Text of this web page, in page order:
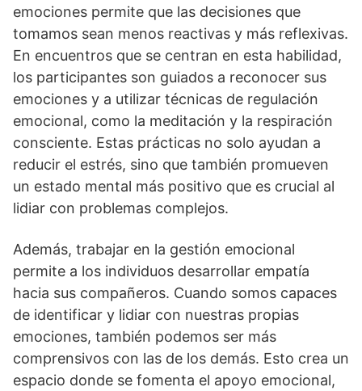
emociones permite que las decisiones que
tomamos sean menos reactivas y más reflexivas.
En encuentros que se centran en esta habilidad,
los participantes son guiados a reconocer sus
emociones y a utilizar técnicas de regulación
emocional, como la meditación y la respiración
consciente. Estas prácticas no solo ayudan a
reducir el estrés, sino que también promueven
un estado mental más positivo que es crucial al
lidiar con problemas complejos.
Además, trabajar en la gestión emocional
permite a los individuos desarrollar empatí­a
hacia sus compañeros. Cuando somos capaces
de identificar y lidiar con nuestras propias
emociones, también podemos ser más
comprensivos con las de los demás. Esto crea un
espacio donde se fomenta el apoyo emocional,